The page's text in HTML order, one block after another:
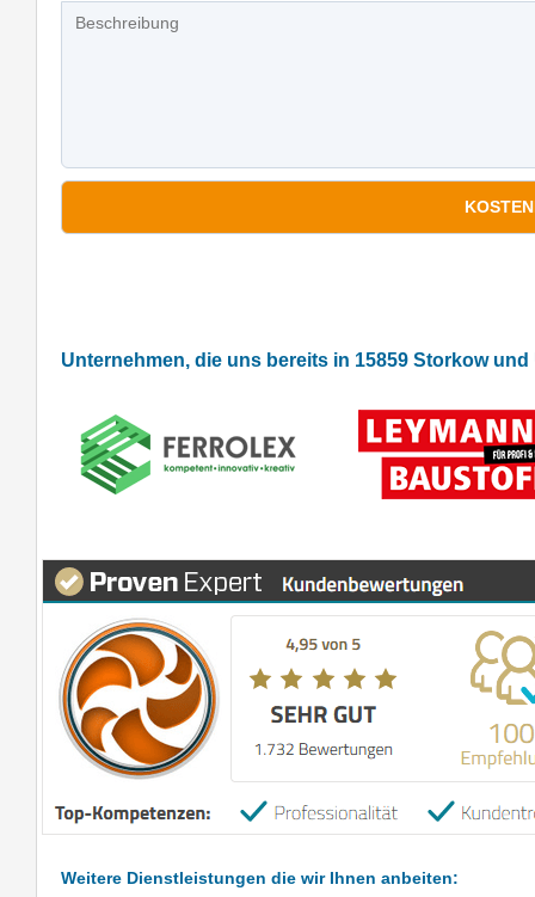
Unternehmen, die uns bereits in 15859 Storkow
Weitere Dienstleistungen die wir Ihnen anbeiten: